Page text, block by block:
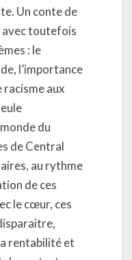
Un conte de
avec toutefois
: le
l’importance
racisme aux
du
de Central
au rythme
de ces
le cœur, ces
rentabilité et